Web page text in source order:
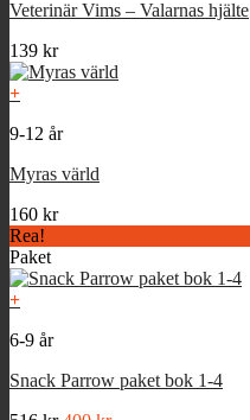
Veterinär Vims – Valarnas hjälte
139 kr
+
9-12 år
Myras värld
160 kr
Rea!
Paket
+
6-9 år
Snack Parrow paket bok 1-4